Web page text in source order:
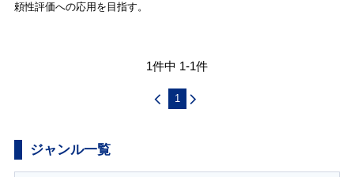
頼性評価への応用を目指す。
1件中 1-1件
1
ジャンル一覧